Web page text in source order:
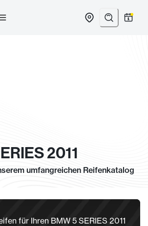
2011
umfangreichen Reifenkatalog
für Ihren BMW 5 SERIES 2011